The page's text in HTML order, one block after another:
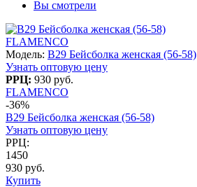
Вы смотрели
FLAMENCO
Модель: B29 Бейсболка женская (56-58)
Узнать оптовую цену
РРЦ: 930 руб.
FLAMENCO
-36%
B29 Бейсболка женская (56-58)
Узнать оптовую цену
РРЦ:
1450
930 руб.
Купить